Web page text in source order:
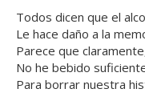
Todos dicen que el
Le hace daño a la
Parece que
No he bebido
Para borrar nuestra